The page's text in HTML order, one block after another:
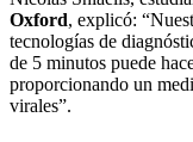
Oxford, explicó:
tecnologías de
de 5 minutos puede
proporcionando un
virales”.